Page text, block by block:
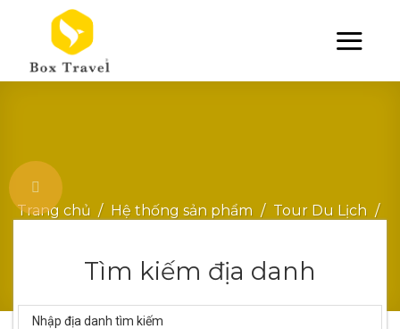
Trang chủ / Hệ thống sản phẩm / Tour Du Lịch /
Tìm kiếm địa danh